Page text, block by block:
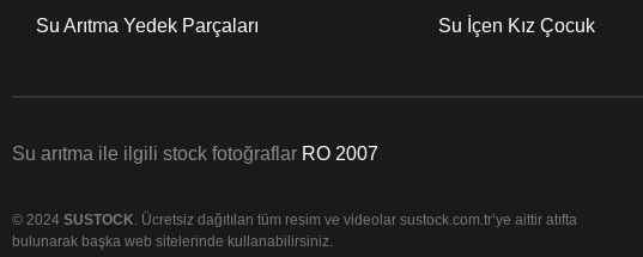
Su Arıtma Yedek Parçaları Su İçen Kız Çocuk
Su arıtma ile ilgili stock fotoğraflar RO 2007
© 2024 SUSTOCK. Ücretsiz dağıtılan tüm resim ve videolar sustock.com.tr’ye aittir atıfta
bulunarak başka web sitelerinde kullanabilirsiniz.